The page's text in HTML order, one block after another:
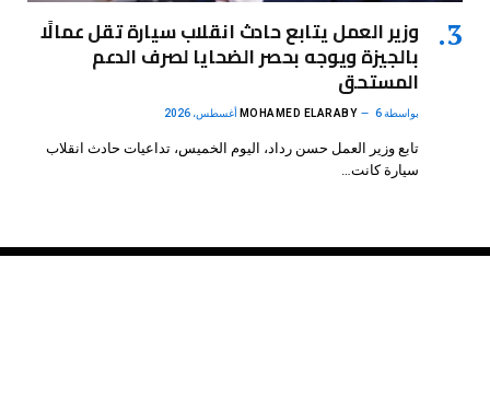
وزير العمل يتابع حادث انقلاب سيارة تقل عمالًا
بالجيزة ويوجه بحصر الضحايا لصرف الدعم
المستحق
بواسطة MOHAMED ELARABY 6 أغسطس، 2026
تابع وزير العمل حسن رداد، اليوم الخميس، تداعيات حادث انقلاب
سيارة كانت…